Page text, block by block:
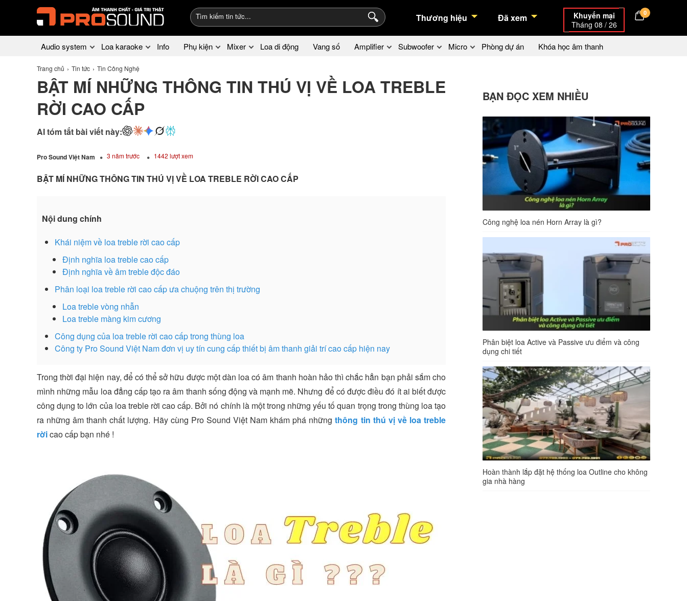
Thương hiệu Đã xem
Khuyến mại
Tháng 08 / 26
0
Audio system Loa karaoke Info Phụ kiện Mixer Loa di động Vang số Amplifier Subwoofer Micro Phòng dự án Khóa học âm thanh
Trang chủ Tin tức Tin Công Nghệ
BẬT MÍ NHỮNG THÔNG TIN THÚ VỊ VỀ LOA TREBLE
RỜI CAO CẤP
AI tóm tắt bài viết này:
Pro Sound Việt Nam 3 năm trước 1442 lượt xem
BẬT MÍ NHỮNG THÔNG TIN THÚ VỊ VỀ LOA TREBLE RỜI CAO CẤP
Nội dung chính
Khái niệm về loa treble rời cao cấp
Định nghĩa loa treble cao cấp
Định nghĩa về âm treble độc đáo
Phân loại loa treble rời cao cấp ưa chuộng trên thị trường
Loa treble vòng nhẫn
Loa treble màng kim cương
Công dụng của loa treble rời cao cấp trong thùng loa
Công ty Pro Sound Việt Nam đơn vị uy tín cung cấp thiết bị âm thanh giải trí cao cấp hiện nay
Trong thời đại hiện nay, để có thể sở hữu được một dàn loa có âm thanh hoàn hảo thì chắc hẳn bạn phải sắm cho
mình những mẫu loa đẳng cấp tạo ra âm thanh sống động và mạnh mẽ. Nhưng để có được điều đó ít ai biết được
công dụng to lớn của loa treble rời cao cấp. Bởi nó chính là một trong những yếu tố quan trọng trong thùng loa tạo
ra những âm thanh chất lượng. Hãy cùng Pro Sound Việt Nam khám phá nhữngthông tin thú vị về loa treble
rờicao cấp bạn nhé !
BẠN ĐỌC XEM NHIỀU
Công nghệ loa nén Horn Array là gì?
Phân biệt loa Active và Passive ưu điểm và công
dụng chi tiết
Hoàn thành lắp đặt hệ thống loa Outline cho không
gia nhà hàng